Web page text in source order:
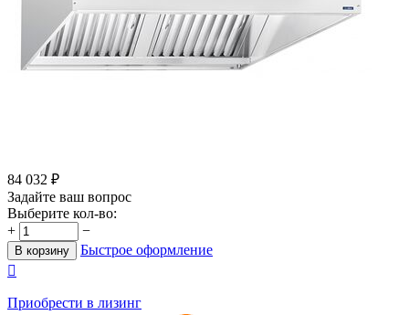
84 032 ₽
Задайте ваш вопрос
Выберите кол-во:
+
−
В корзину
Быстрое оформление

Приобрести в лизинг